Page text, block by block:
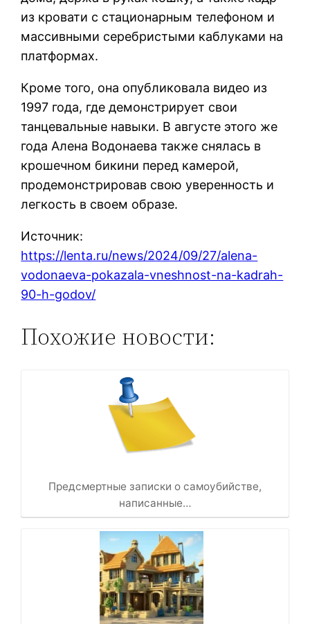
из кровати с стационарным телефоном и
массивными серебристыми каблуками на
платформах.
Кроме того, она опубликовала видео из
1997 года, где демонстрирует свои
танцевальные навыки. В августе этого же
года Алена Водонаева также снялась в
крошечном бикини перед камерой,
продемонстрировав свою уверенность и
легкость в своем образе.
Источник:
https://lenta.ru/news/2024/09/27/alena-
vodonaeva-pokazala-vneshnost-na-kadrah-
90-h-godov/
Похожие новости:
Предсмертные записки о самоубийстве,
написанные…